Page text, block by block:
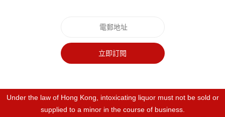
立即訂閱
Under the law of Hong Kong, intoxicating liquor must not be sold or
supplied to a minor in the course of business.